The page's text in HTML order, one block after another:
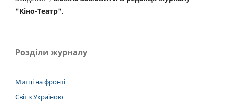
"Кіно-Театр".
Розділи журналу
Митці на фронті
Світ з Україною